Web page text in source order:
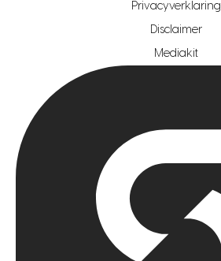
hypotheekshop regio rotterdam
Privacyverklaring
Disclaimer
Mediakit